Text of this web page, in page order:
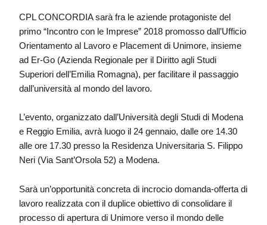
CPL CONCORDIA sarà fra le aziende protagoniste del
primo “Incontro con le Imprese” 2018 promosso dall’Ufficio
Orientamento al Lavoro e Placement di Unimore, insieme
ad Er-Go (Azienda Regionale per il Diritto agli Studi
Superiori dell’Emilia Romagna), per facilitare il passaggio
dall’università al mondo del lavoro.
L’evento, organizzato dall’Università degli Studi di Modena
e Reggio Emilia, avrà luogo il 24 gennaio, dalle ore 14.30
alle ore 17.30 presso la Residenza Universitaria S. Filippo
Neri (Via Sant’Orsola 52) a Modena.
Sarà un’opportunità concreta di incrocio domanda-offerta di
lavoro realizzata con il duplice obiettivo di consolidare il
processo di apertura di Unimore verso il mondo delle